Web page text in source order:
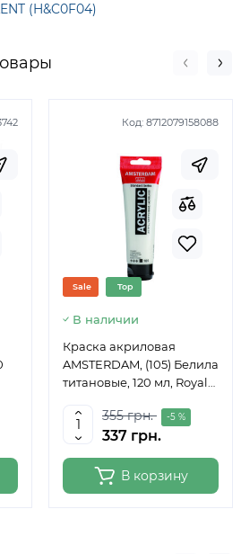
(H&C0F04)
Код: 8712079158088
Sale Top
В наличии
Краска акриловая
AMSTERDAM, (105) Белила
титановые, 120 мл, Royal
355 грн. -5 %
337 грн.
В корзину